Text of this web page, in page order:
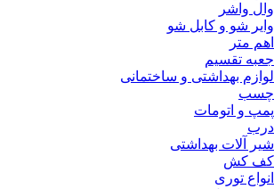
وال واشر
وایر شو و کابل شو
اهم متر
جعبه تقسیم
لوازم بهداشتی و ساختمانی
چسب
پمپ و اتومات
درب
شیر آلات بهداشتی
کف کش
انواع توری